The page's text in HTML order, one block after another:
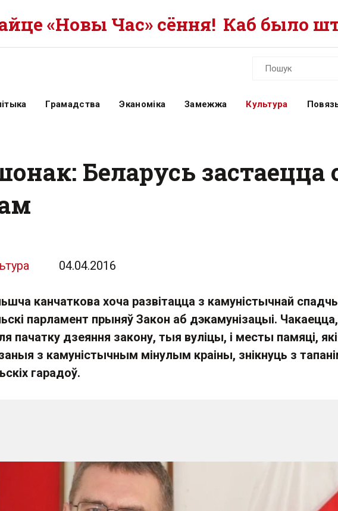
«Новы Час» сёння! Каб было
Грамадства Эканоміка Замежжа Культура
Беларусь застаецца
04.04.2016
канчаткова хоча развітацца з камуністычнай
парламент прыняў Закон аб дэкамунізацыі.
пачатку дзеяння закону, тыя вуліцы, і месты памяці,
з камуністычным мінулым краіны, знікнуць з
гарадоў.